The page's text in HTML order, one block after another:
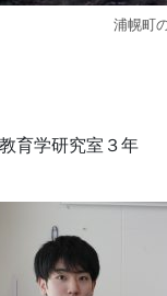
浦幌町
育学研究室３年